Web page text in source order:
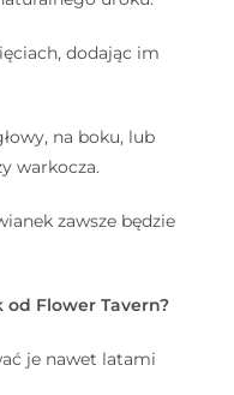
dodając im
na boku, lub
warkocza.
zawsze będzie
Flower Tavern?
je nawet latami